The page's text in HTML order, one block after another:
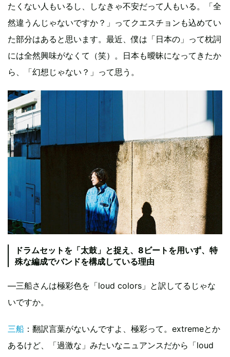
たくない人もいるし、しなきゃ不安だって人もいる。「全
然違うんじゃないですか？」ってクエスチョンも込めてい
た部分はあると思います。最近、僕は「日本の」って枕詞
には全然興味がなくて（笑）。日本も曖昧になってきたか
ら、「幻想じゃない？」って思う。
ドラムセットを「太鼓」と捉え、8ビートを用いず、特
殊な編成でバンドを構成している理由
―三船さんは極彩色を「loud colors」と訳してるじゃな
いですか。
三船 ：翻訳言葉がないんですよ、極彩って。extremeとか
あるけど、「過激な」みたいなニュアンスだから「loud